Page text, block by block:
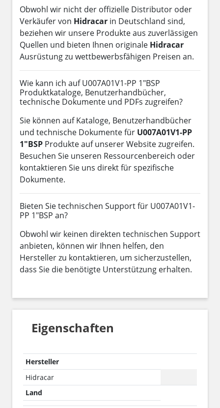
Obwohl wir nicht der offizielle Distributor oder
Verkäufer von Hidracar in Deutschland sind,
beziehen wir unsere Produkte aus zuverlässigen
Quellen und bieten Ihnen originale Hidracar
Ausrüstung zu wettbewerbsfähigen Preisen an.
Wie kann ich auf U007A01V1-PP 1"BSP
Produktkataloge, Benutzerhandbücher,
technische Dokumente und PDFs zugreifen?
Sie können auf Kataloge, Benutzerhandbücher
und technische Dokumente für U007A01V1-PP
1"BSP Produkte auf unserer Website zugreifen.
Besuchen Sie unseren Ressourcenbereich oder
kontaktieren Sie uns direkt für spezifische
Dokumente.
Bieten Sie technischen Support für U007A01V1-
PP 1"BSP an?
Obwohl wir keinen direkten technischen Support
anbieten, können wir Ihnen helfen, den
Hersteller zu kontaktieren, um sicherzustellen,
dass Sie die benötigte Unterstützung erhalten.
Eigenschaften
Hersteller
Hidracar
Land